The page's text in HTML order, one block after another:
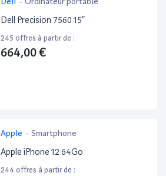
Dell Precision 7560 15”
245 offres à partir de :
664,00 €
Apple - Smartphone
Apple iPhone 12 64Go
244 offres à partir de :